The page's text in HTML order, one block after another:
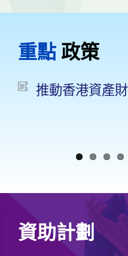
重點 政策
推動香港資產
資助計劃